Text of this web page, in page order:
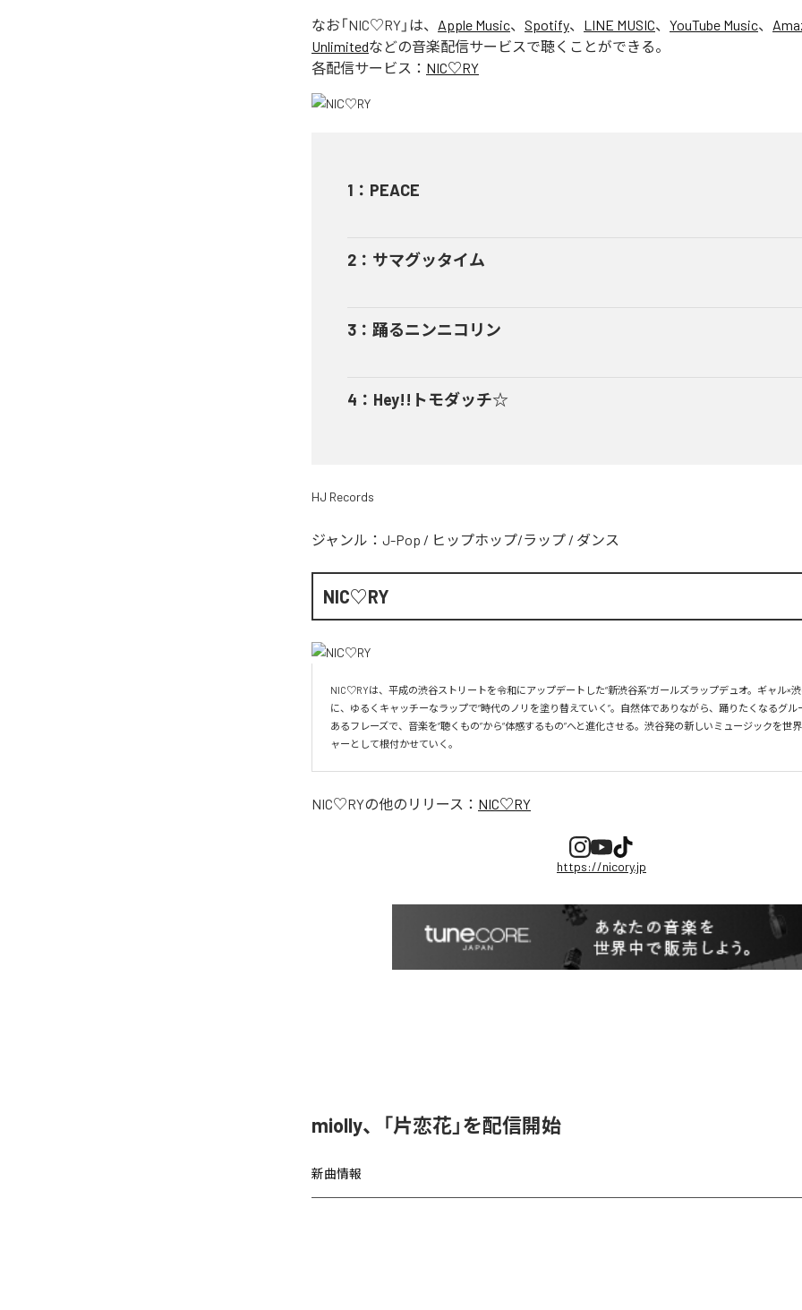
なお「NIC♡RY 」は、 Apple Music、 Spotify、 LINE MUSIC、 YouTube Music、
Unlimitedなどの音楽配信サービスで聴くことができる。
各配信サービス： NIC♡RY
1 ： PEACE
2 ： サマグッタイム
3 ： 踊るニンニコリン
4 ： Hey!!トモダッチ☆
HJ Records
ジャンル： J-Pop / ヒップホップ/ラップ / ダンス
NIC♡RY
NIC♡RYは、平成の渋谷ストリートを令和にアップデートした“新渋谷系”ガールズラップデュオ。ギャル×
に、ゆるくキャッチーなラップで“時代のノリを塗り替えていく”。自然体でありながら、踊りたくなるグル
あるフレーズで、音楽を“聴くもの”から“体感するもの”へと進化させる。渋谷発の新しいミュージックを世
ャーとして根付かせていく。
NIC♡RYの他のリリース： NIC♡RY
https://nicory.jp
miolly、「片恋花」を配信開始
新曲情報